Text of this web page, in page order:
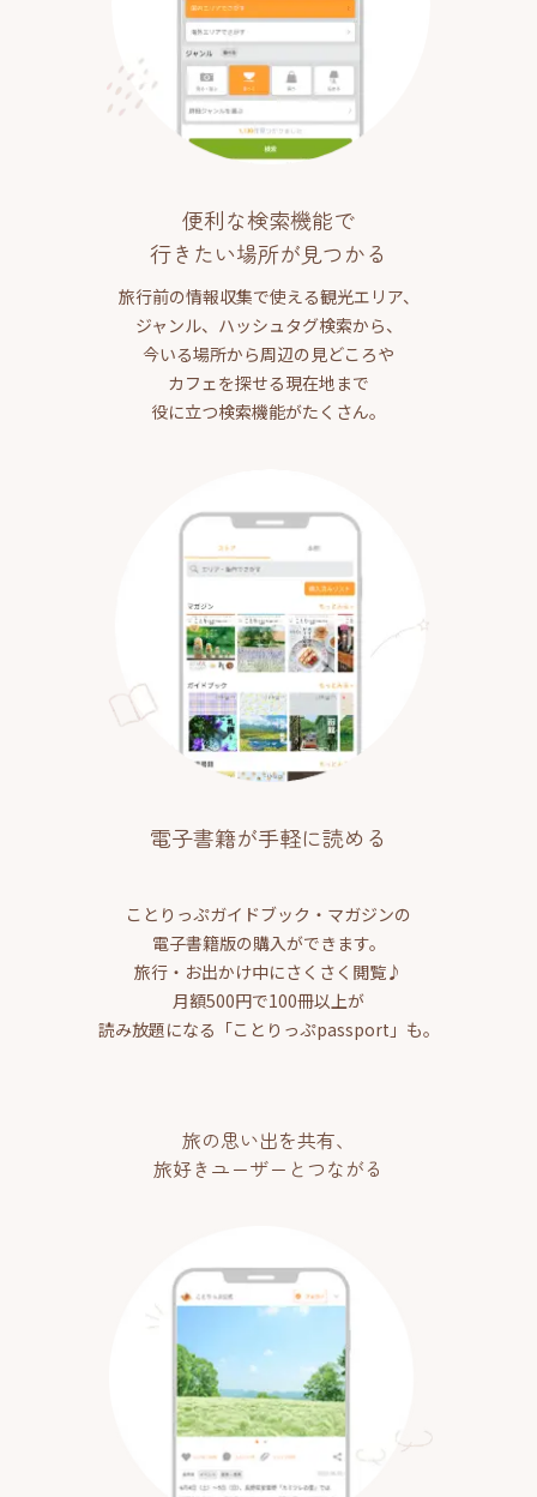
便利な検索機能で
行きたい場所が見つかる
旅行前の情報収集で使える観光エリア、
ジャンル、ハッシュタグ検索から、
今いる場所から周辺の見どころや
カフェを探せる現在地まで
役に立つ検索機能がたくさん。
電子書籍が手軽に読める
ことりっぷガイドブック・マガジンの
電子書籍版の購入ができます。
旅行・お出かけ中にさくさく閲覧♪
月額500円で100冊以上が
読み放題になる「ことりっぷpassport」も。
旅の思い出を共有、
旅好きユーザーとつながる